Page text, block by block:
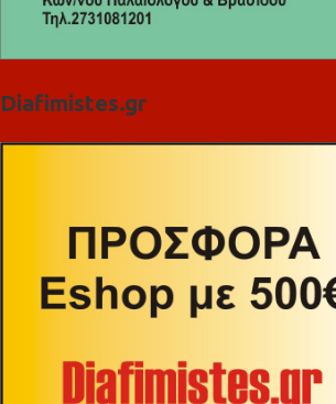
Diafimistes.gr